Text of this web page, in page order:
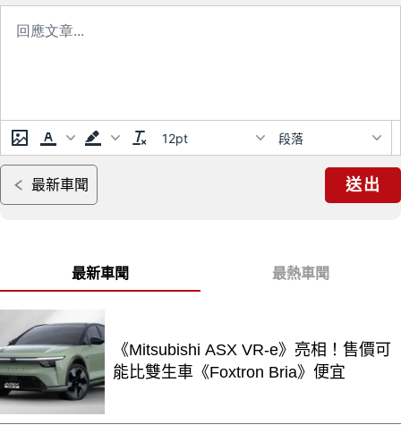
12pt 段落
最新車聞 送出
最新車聞 最熱車聞
《Mitsubishi ASX VR-e》亮相！售價可
能比雙生車《Foxtron Bria》便宜